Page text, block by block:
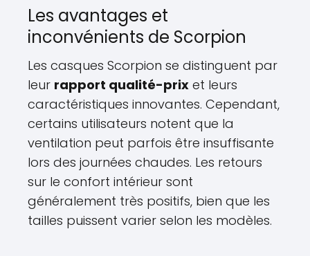
Les avantages et
inconvénients de Scorpion
Les casques Scorpion se distinguent par
leur rapport qualité-prix et leurs
caractéristiques innovantes. Cependant,
certains utilisateurs notent que la
ventilation peut parfois être insuffisante
lors des journées chaudes. Les retours
sur le confort intérieur sont
généralement très positifs, bien que les
tailles puissent varier selon les modèles.